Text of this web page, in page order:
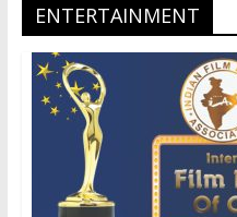
ENTERTAINMENT